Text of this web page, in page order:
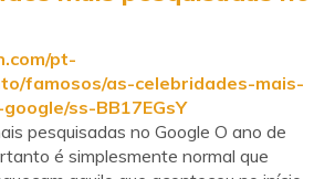
pt-
famosos/as-celebridades-mais-
ss-BB17EGsY
pesquisadas no Google O ano de
é simplesmente normal que